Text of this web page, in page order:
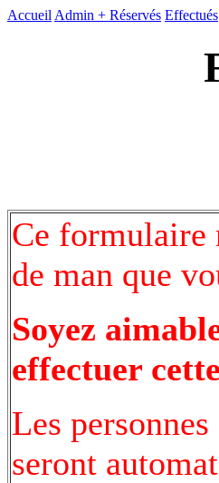
Accueil Admin + Réservés Effectués
Ce formulaire
de man que
Soyez
effectuer
Les
seront